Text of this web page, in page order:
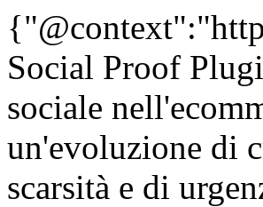
Social Proof
sociale
un'evoluzione di
scarsità e di